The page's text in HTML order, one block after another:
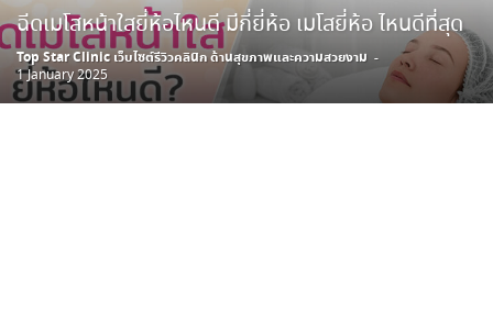
สิวเสี้ยน เกิดจากอะไร
สิวไม่มีหัว เกิดจากอะไร
หลังฉีดมาเด้ ควรดูแลยังไง
หลังฉีดเมโสแฟต ห้ามทำอะไรบ้าง
เมโสแฟต เสริมจมูก ราคาเท่าไหร่
ฉีดเมโสหน้าใสยี่ห้อไหนดี มีกี่ยี่ห้อ เมโสยี่ห้อ ไหนดีที่สุด
Top Star Clinic เว็บไซต์รีวิวคลินิก ด้านสุขภาพและความสวยงาม -
1 January 2025